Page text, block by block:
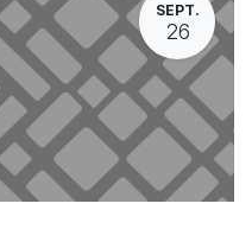
SEPT.
26